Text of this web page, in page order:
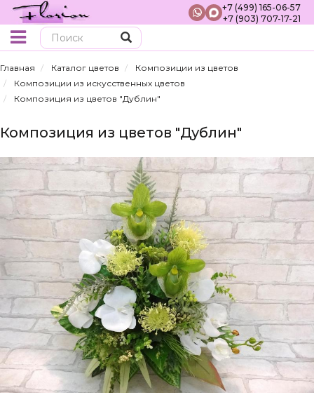
+7 (499) 165-06-57
+7 (903) 707-17-21
Главная Каталог цветов
Композиции из цветов
Композиции из искусственных цветов
Композиция из цветов "Дублин"
Композиция из цветов "Дублин"